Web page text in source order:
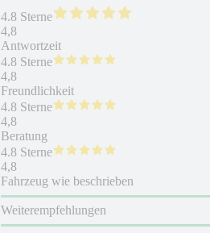
4.8 Sterne
4,8
Antwortzeit
4.8 Sterne
4,8
Freundlichkeit
4.8 Sterne
4,8
Beratung
4.8 Sterne
4,8
Fahrzeug wie beschrieben
Weiterempfehlungen